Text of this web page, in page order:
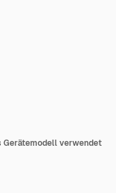
Gerätemodell verwendet